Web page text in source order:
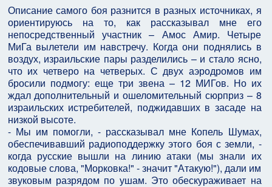
Описание самого боя разнится в разных источниках, я
ориентируюсь на то, как рассказывал мне его
непосредственный участник – Амос Амир. Четыре
МиГа вылетели им навстречу. Когда они поднялись в
воздух, израильские пары разделились – и стало ясно,
что их четверо на четверых. С двух аэродромов им
бросили подмогу: еще три звена – 12 МИГов. Но их
ждал дополнительный и ошеломительный сюрприз – 8
израильских истребителей, поджидавших в засаде на
низкой высоте.
- Мы им помогли, - рассказывал мне Копель Шумах,
обеспечивавший радиоподдержку этого боя с земли, -
когда русские вышли на линию атаки (мы знали их
кодовые слова, "Морковка!" - значит "Атакую!"), дали им
звуковым разрядом по ушам. Это обескураживает на